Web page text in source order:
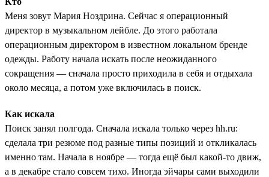
Меня зовут Мария Ноздрина. Сейчас я операционный
директор в музыкальном лейбле. До этого работала
операционным директором в известном локальном бренде
одежды. Работу начала искать после неожиданного
сокращения — сначала просто приходила в себя и отдыхала
около месяца, а потом уже включилась в поиск.
Как искала
Поиск занял полгода. Сначала искала только через hh.ru:
сделала три резюме под разные типы позиций и откликалась
именно там. Начала в ноябре — тогда ещё был какой-то движ,
а в декабре стало совсем тихо. Иногда эйчары сами выходили